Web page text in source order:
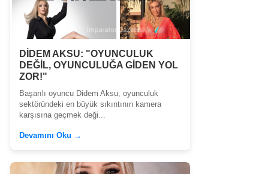
DİDEM AKSU: "OYUNCULUK
DEĞİL, OYUNCULUĞA GİDEN YOL
ZOR!"
Başarılı oyuncu Didem Aksu, oyunculuk
sektöründeki en büyük sıkıntının kamera
karşısına geçmek deği...
Devamını Oku →